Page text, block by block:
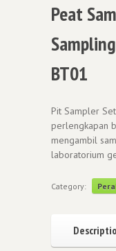
Peat
BT01
Pit Sampler
perlengkapan
mengambil
laboratorium
Category: